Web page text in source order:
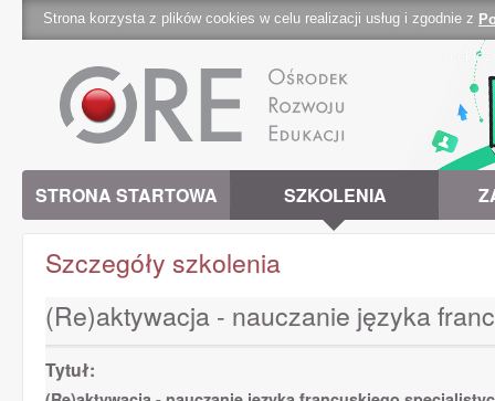
Strona korzysta z plików cookies w celu realizacji usług i zgodnie z
STRONA STARTOWA SZKOLENIA
Szczegóły szkolenia
(Re)aktywacja - nauczanie języka
Tytuł: